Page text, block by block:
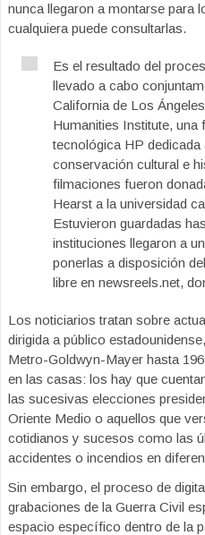
nunca llegaron a montarse para
cualquiera puede consultarlas.
Es el resultado del
llevado a cabo
California de Los
Humanities Institute, una
tecnológica HP
conservación cultural e
filmaciones fueron
Hearst a la universidad
Estuvieron guardadas
instituciones llegaron a
ponerlas a disposición
libre en newsreels.net,
Los noticiarios tratan sobre
dirigida a público
Metro-Goldwyn-Mayer hasta
en las casas: los hay que
las sucesivas elecciones
Oriente Medio o aquellos que
cotidianos y sucesos como las
accidentes o incendios en
Sin embargo, el proceso de
grabaciones de la Guerra Civil
espacio específico dentro de la